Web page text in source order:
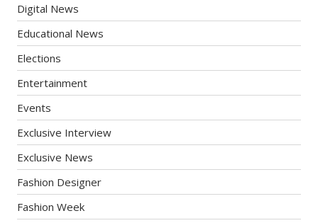
Digital News
Educational News
Elections
Entertainment
Events
Exclusive Interview
Exclusive News
Fashion Designer
Fashion Week